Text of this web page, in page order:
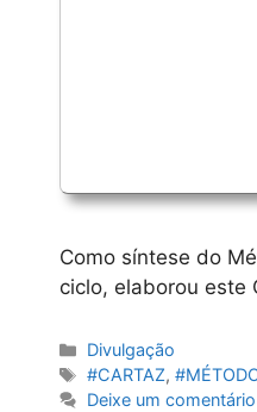
Como síntese do
ciclo, elaborou este
Categorias
Divulgação
Etiquetas
#CARTAZ,
Deixe um comentário